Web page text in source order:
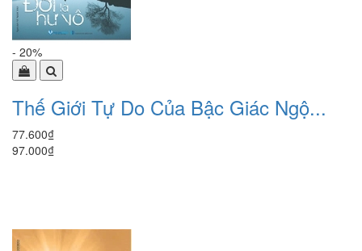
- 20%
Thế Giới Tự Do Của Bậc Giác Ngộ...
77.600₫
97.000₫